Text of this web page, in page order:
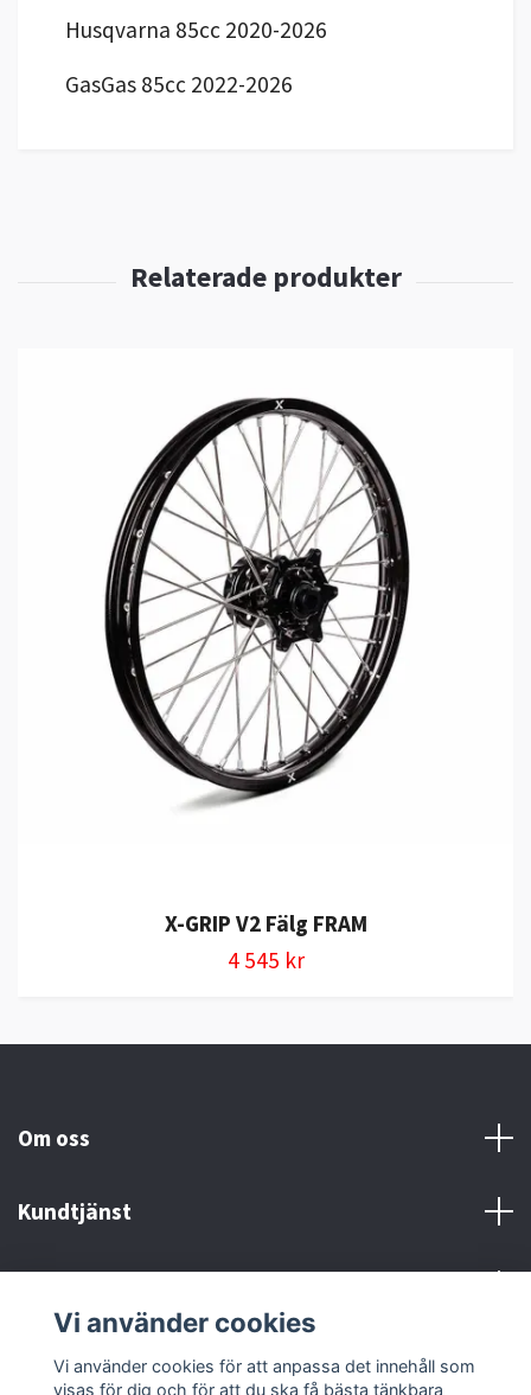
Husqvarna 85cc 2020-2026
GasGas 85cc 2022-2026
X-GRIP V2 Fälg FRAM
4 545 kr
Om oss
Kundtjänst
Sociala medier
Vi använder cookies
Vi använder cookies för att anpassa det innehåll som
visas för dig och för att du ska få bästa tänkbara